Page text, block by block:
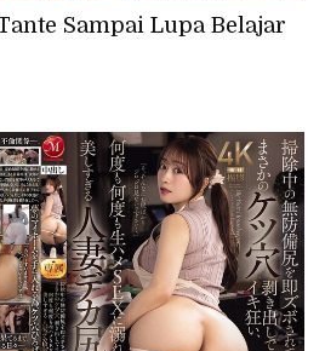
Sampai Lupa Belajar